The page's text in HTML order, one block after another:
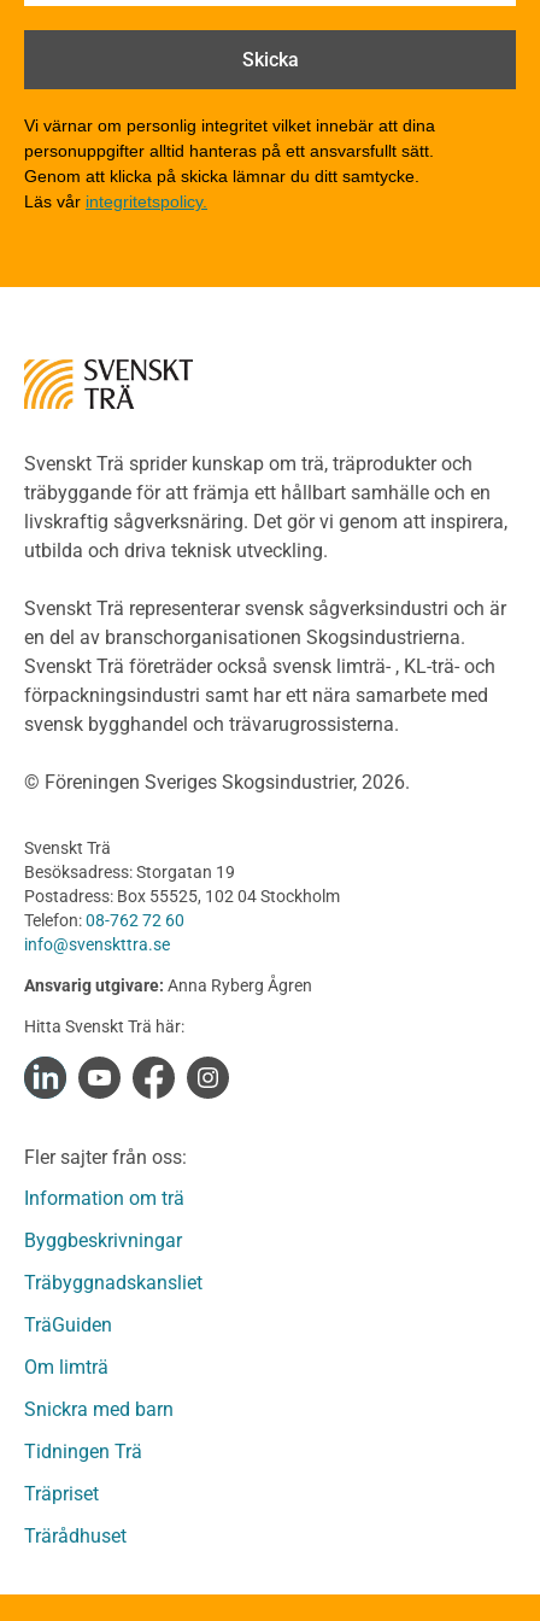
Brandklasser för material och konstruktioner
Träkonstruktioners brandmotstånd
Detaljlösningar
Träytors brandegenskaper
Tekniska byten med sprinkler
Riskvärdering i flervåningsbostadshus
Miljöeffekter
LCA
Miljödeklarationer och märkning
Termer och förkortningar
Planering
Klimatkalkylator hallar
Projektering av trähus - generellt
Byggsystem
Fasadsystem i skivmaterial
Bullerskärmar och andra utomhuskonstruktioner
Byggnation och utförande
Utförande
Produkter
Konstruktionsvirke
Konstruktionsvirke Behandlat
Konstruktionsvirke Fingerskarvat
Konstruktionsvirke Fingerskarvat Obehandlat
Limträ
Fanerträ
Fanerträ Obehandlat
Träpanel och Utvändig beklädnad Behandlat
Träpanel och utvändig beklädnad Obehandlat
Trägolv
Sågat virke
Sågat virke Behandlat
Övriga träprodukter
Övrigt byggvirke
Underlagsspont
Vi värnar om personlig integritet vilket innebär att dina
personuppgifter alltid hanteras på ett ansvarsfullt sätt.
Genom att klicka på skicka lämnar du ditt samtycke.
Läs vår integritetspolicy.
Svenskt Trä sprider kunskap om trä, träprodukter och
träbyggande för att främja ett hållbart samhälle och en
livskraftig sågverksnäring. Det gör vi genom att inspirera,
utbilda och driva teknisk utveckling.
Svenskt Trä representerar svensk sågverksindustri och är
en del av branschorganisationen Skogsindustrierna.
Svenskt Trä företräder också svensk limträ- , KL-trä- och
förpackningsindustri samt har ett nära samarbete med
svensk bygghandel och trävarugrossisterna.
© Föreningen Sveriges Skogsindustrier, 2026.
Svenskt Trä
Besöksadress: Storgatan 19
Postadress: Box 55525, 102 04 Stockholm
Telefon:08-762 72 60
info@svenskttra.se
Ansvarig utgivare: Anna Ryberg Ågren
Hitta Svenskt Trä här:
Fler sajter från oss:
Information om trä
Byggbeskrivningar
Träbyggnadskansliet
TräGuiden
Om limträ
Snickra med barn
Tidningen Trä
Träpriset
Trärådhuset